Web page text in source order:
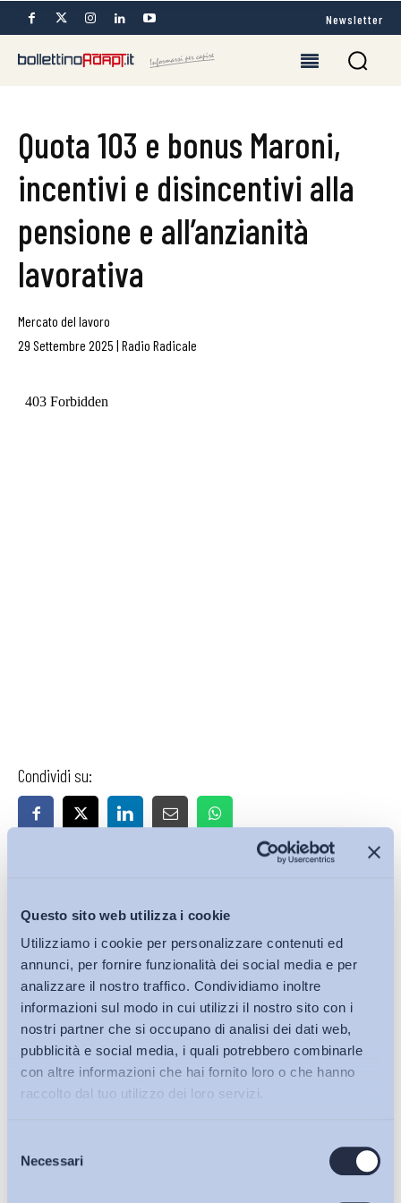
Questo sito web utilizza i cookie
Utilizziamo i cookie per personalizzare contenuti ed
annunci, per fornire funzionalità dei social media e per
analizzare il nostro traffico. Condividiamo inoltre
informazioni sul modo in cui utilizzi il nostro sito con i
nostri partner che si occupano di analisi dei dati web,
pubblicità e social media, i quali potrebbero combinarle
con altre informazioni che hai fornito loro o che hanno
raccolto dal tuo utilizzo dei loro servizi.
delNecessariBollettini ADAPT
Newsletter
Quota 103 e bonus Maroni,
incentivi e disincentivi alla
pensione e all’anzianità
lavorativa
Mercato del lavoro
29 Settembre 2025 | Radio Radicale
Condividi su: